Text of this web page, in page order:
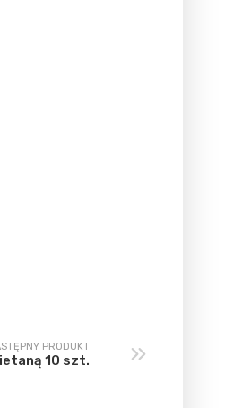
PRODUKT
10 szt.